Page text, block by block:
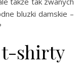
bluzki damskie –
t-shirty